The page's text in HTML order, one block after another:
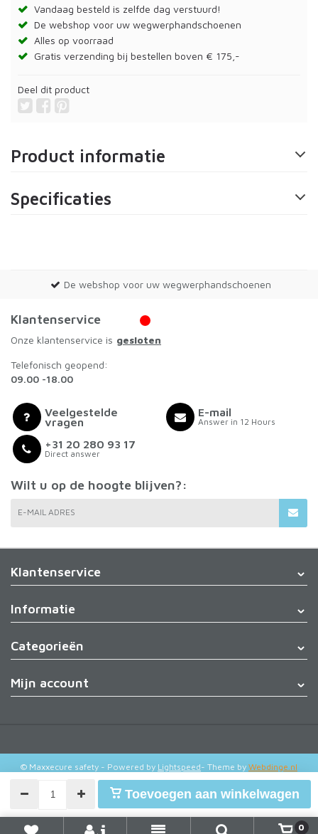
0
Toevoegen aan winkelwagen
Vandaag besteld is zelfde dag verstuurd!
De webshop voor uw wegwerphandschoenen
Alles op voorraad
Gratis verzending bij bestellen boven € 175,-
Deel dit product
Product informatie
Specificaties
De webshop voor uw wegwerphandschoenen
Klantenservice
Onze klantenservice is gesloten
Telefonisch geopend:
09.00 -18.00
Veelgestelde
vragen
+31 20 280 93 17
Direct answer
E-mail
Answer in 12 Hours
Wilt u op de hoogte blijven?:
E-MAIL ADRES
Klantenservice
Informatie
Categorieën
Mijn account
© Maxxecure safety - Powered by Lightspeed- Theme by Webdinge.nl